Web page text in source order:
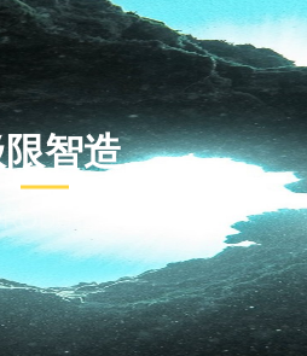
智造